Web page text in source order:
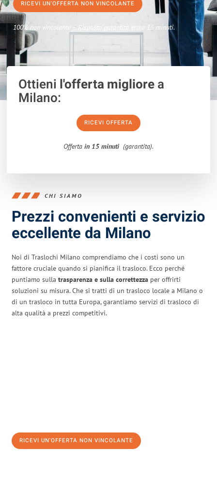
RICEVI UN'OFFERTA NON VINCOLANTE
100% non vincolante – Risposta garantita entro 15 minuti.
Ottieni l'offerta migliorea
Milano:
RICEVI OFFERTA
Offerta in 15 minuti (garantita).
CHI SIAMO
Prezzi convenienti e servizio
eccellente da Milano
Noi di Traslochi Milano comprendiamo che i costi sono un
fattore cruciale quando si pianifica il trasloco. Ecco perché
puntiamo sulla trasparenza e sulla correttezza per offrirti
soluzioni su misura. Che si tratti di un trasloco locale a Milano o
di un trasloco in tutta Europa, garantiamo servizi di trasloco di
alta qualità a prezzi competitivi.
RICEVI UN'OFFERTA NON VINCOLANTE